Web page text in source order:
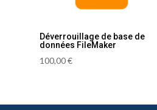
Déverrouillage de base de
données FileMaker
100,00€